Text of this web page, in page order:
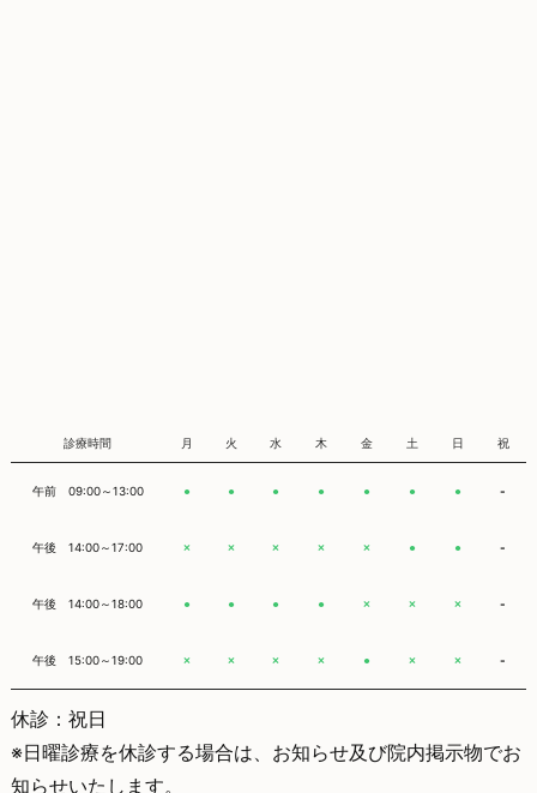
診療時間 月 火 水 木 金 土 日 祝
午前 09:00～13:00 ● ● ● ● ● ● ● -
午後 14:00～17:00 × × × × × ● ● -
午後 14:00～18:00 ● ● ● ● × × × -
午後 15:00～19:00 × × × × ● × × -
休診：祝日
※日曜診療を休診する場合は、お知らせ及び院内掲示物でお
知らせいたします。